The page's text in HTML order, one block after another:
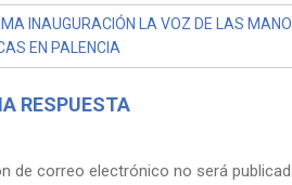
INAUGURACIÓN LA VOZ DE LAS
EN PALENCIA
RESPUESTA
de correo electrónico no será